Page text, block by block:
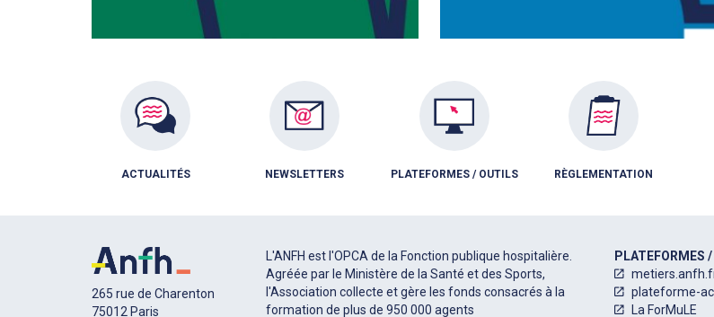
ACTUALITÉS NEWSLETTERS PLATEFORMES / OUTILS RÈGLEMENTATION
265 rue de Charenton
75012 Paris
L'ANFH est l'OPCA de la Fonction publique hospitalière.
Agréée par le Ministère de la Santé et des Sports,
l'Association collecte et gère les fonds consacrés à la
formation de plus de 950 000 agents
PLATEFORMES
plateforme-
La ForMuLE